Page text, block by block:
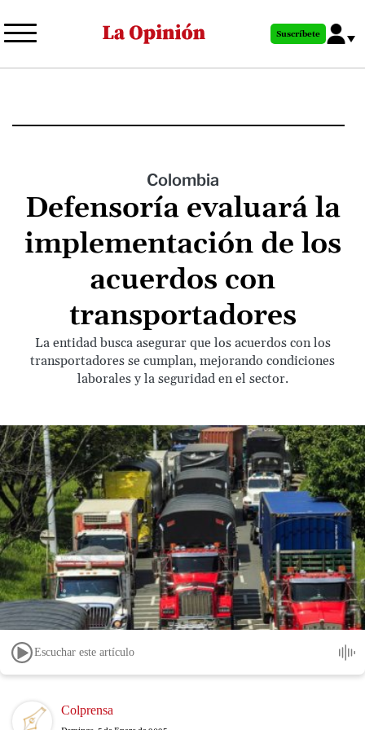
al
principal
Suscríbete
Colombia
Defensoría evaluará la
implementación de los
acuerdos con
transportadores
La entidad busca asegurar que los acuerdos con los
transportadores se cumplan, mejorando condiciones
laborales y la seguridad en el sector.
Escuchar este artículo
Image Colprensa